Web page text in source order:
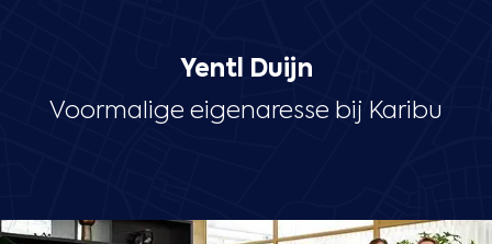
Yentl Duijn
Voormalige eigenaresse bij Karibu